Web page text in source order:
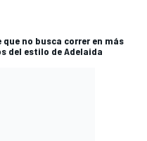
que no busca correr en más
del estilo de Adelaida